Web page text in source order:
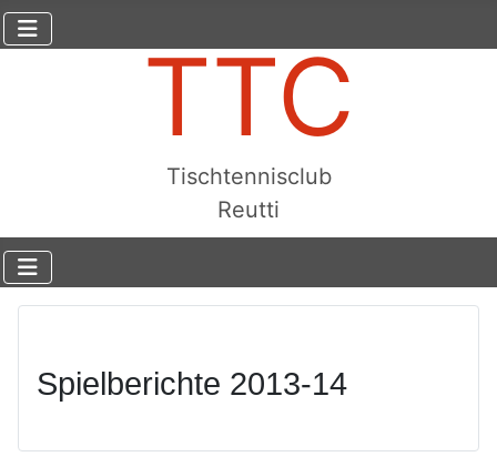
TTC
Tischtennisclub
Reutti
Spielberichte 2013-14